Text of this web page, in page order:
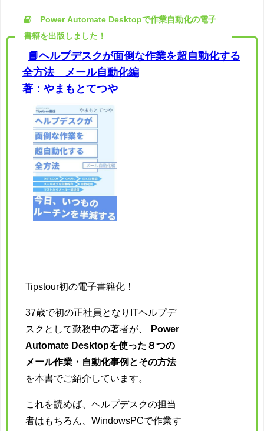
Power Automate Desktopで作業自動化の電子
書籍を出版しました！
📘ヘルプデスクが面倒な作業を超自動化する
全方法 メール自動化編
著：やまもとてつや
Tipstour初の電子書籍化！
37歳で初の正社員となりITヘルプデ
スクとして勤務中の著者が、
Power
Automate Desktopを使った８つの
メール作業・自動化事例とその方法
を本書でご紹介しています。
これを読めば、ヘルプデスクの担当
者はもちろん、WindowsPCで作業す